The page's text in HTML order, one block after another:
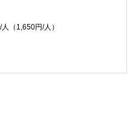
人（1,650円/人）